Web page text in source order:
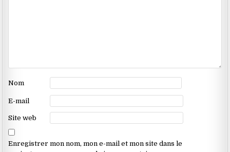
Nom
E-mail
Site web
Enregistrer mon nom, mon e-mail et mon site dans le